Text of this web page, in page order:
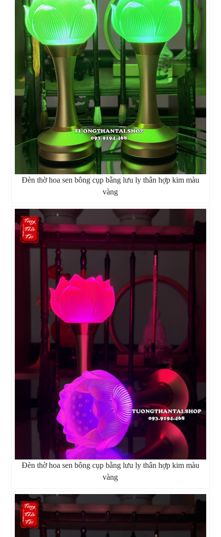
Đèn thờ hoa sen bông cụp bằng lưu ly thân hợp kim màu
vàng
Đèn thờ hoa sen bông cụp bằng lưu ly thân hợp kim màu
vàng